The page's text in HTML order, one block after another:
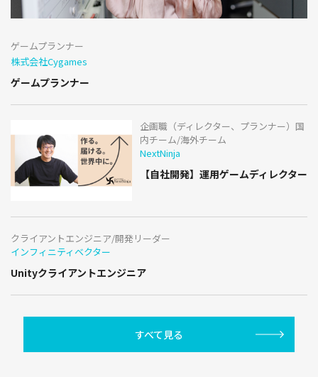
ゲームプランナー
株式会社Cygames
ゲームプランナー
企画職（ディレクター、プランナー）国
内チーム/海外チーム
NextNinja
【自社開発】運用ゲームディレクター
クライアントエンジニア/開発リーダー
インフィニティベクター
Unityクライアントエンジニア
すべて見る